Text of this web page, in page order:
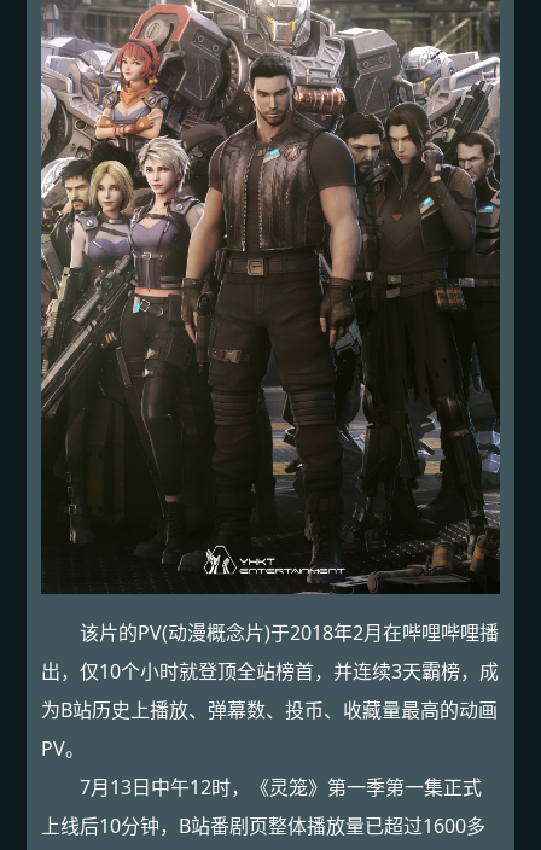
该片的PV(动漫概念片)于2018年2月在哔哩哔哩播
出，仅10个小时就登顶全站榜首，并连续3天霸榜，成
为B站历史上播放、弹幕数、投币、收藏量最高的动画
PV。
7月13日中午12时，《灵笼》第一季第一集正式
上线后10分钟，B站番剧页整体播放量已超过1600多